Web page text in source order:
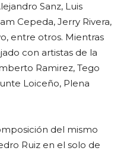
Sanz, Luis
Cepeda, Jerry Rivera,
entre otros. Mientras
con artistas de la
Ramirez, Tego
Loiceño, Plena
del mismo
Ruiz en el solo de